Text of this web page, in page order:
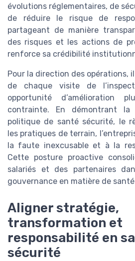
évolutions réglementaires, de
de réduire le risque de
partageant de manière
des risques et les actions de
renforce sa crédibilité
Pour la direction des opérations,
de chaque visite de
opportunité d’amélioration
contrainte. En démontrant la
politique de santé sécurité, le
les pratiques de terrain,
la faute inexcusable et à la
Cette posture proactive
salariés et des partenaires
gouvernance en matière de
Aligner stratégie,
transformation et
responsabilité en
sécurité